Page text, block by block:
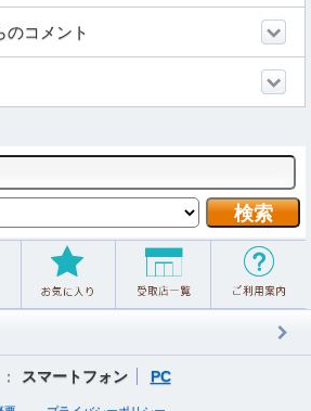
のコメント
スマートフォン PC